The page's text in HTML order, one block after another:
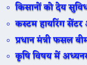
किसानों को देय
कस्टम हायरिंग
प्रधान मंत्री फसल
कृषि विषय में